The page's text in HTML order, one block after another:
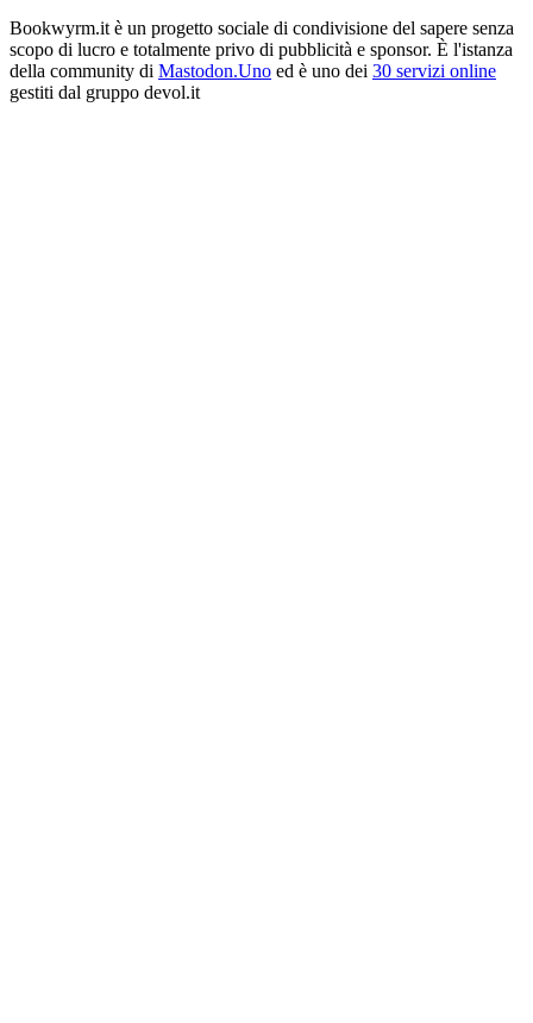
Bookwyrm.it è un progetto sociale di condivisione del sapere senza
scopo di lucro e totalmente privo di pubblicità e sponsor. È l'istanza
della community di Mastodon.Uno ed è uno dei 30 servizi online
gestiti dal gruppo devol.it